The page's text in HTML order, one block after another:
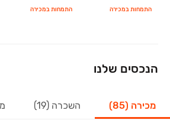
התמחות במכירה התמחות במכירה
הנכסים שלנו
מכירה (85) השכרה (19)